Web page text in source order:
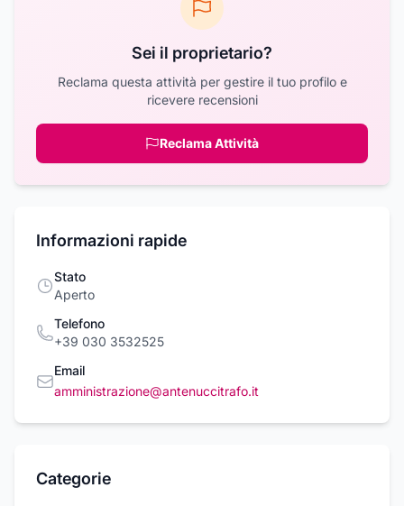
Sei il proprietario?
Reclama questa attività per gestire il tuo profilo e
ricevere recensioni
Reclama Attività
Informazioni rapide
Stato
Aperto
Telefono
+39 030 3532525
Email
amministrazione@antenuccitrafo.it
Categorie